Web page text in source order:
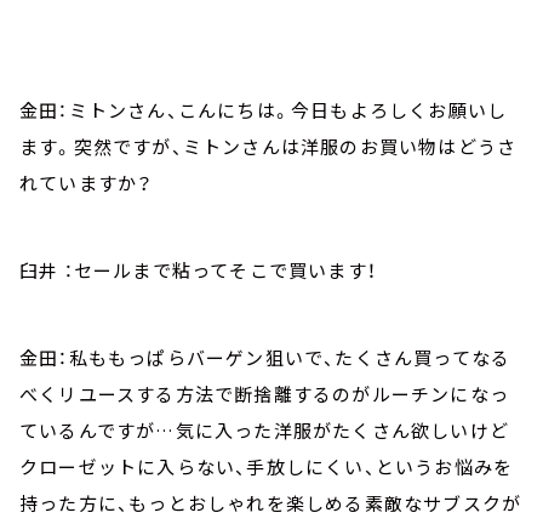
金田：ミトンさん、こんにちは。今日もよろしくお願いし
ます。突然ですが、ミトンさんは洋服のお買い物はどうさ
れていますか？
臼井 ：セールまで粘ってそこで買います！
金田：私ももっぱらバーゲン狙いで、たくさん買ってなる
べくリユースする方法で断捨離するのがルーチンになっ
ているんですが…気に入った洋服がたくさん欲しいけど
クローゼットに入らない、手放しにくい、というお悩みを
持った方に、もっとおしゃれを楽しめる素敵なサブスクが